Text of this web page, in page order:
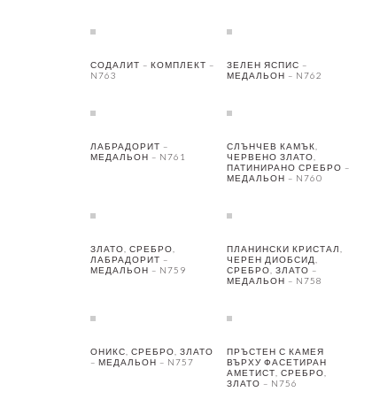
СОДАЛИТ – КОМПЛЕКТ –
N763
ЗЕЛЕН ЯСПИС –
МЕДАЛЬОН – N762
ЛАБРАДОРИТ –
МЕДАЛЬОН – N761
СЛЪНЧЕВ КАМЪК,
ЧЕРВЕНО ЗЛАТО,
ПАТИНИРАНО СРЕБРО –
МЕДАЛЬОН – N760
ЗЛАТО, СРЕБРО,
ЛАБРАДОРИТ –
МЕДАЛЬОН – N759
ПЛАНИНСКИ КРИСТАЛ,
ЧЕРЕН ДИОБСИД,
СРЕБРО, ЗЛАТО –
МЕДАЛЬОН – N758
ОНИКС, СРЕБРО, ЗЛАТО
– МЕДАЛЬОН – N757
ПРЪСТЕН С КАМЕЯ
ВЪРХУ ФАСЕТИРАН
АМЕТИСТ, СРЕБРО,
ЗЛАТО – N756